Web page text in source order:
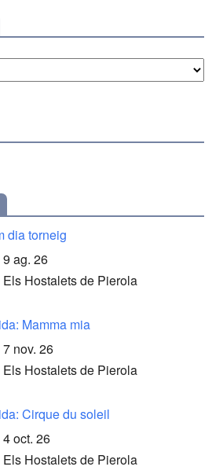
dia torneig
9 ag. 26
Els Hostalets de Pierola
Mamma mia
7 nov. 26
Els Hostalets de Pierola
Cirque du soleil
4 oct. 26
Els Hostalets de Pierola